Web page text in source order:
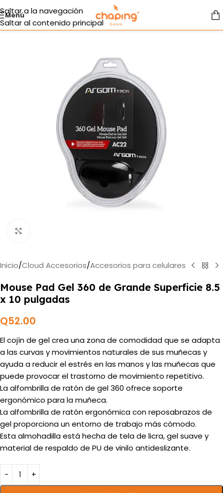
Saltar a la navegación
Saltar al contenido principal
Menú
Inicio/Cloud Accesorios/Accesorios para celulares
Mouse Pad Gel 360 de Grande Superficie 8.5
x 10 pulgadas
Q52.00
El cojín de gel crea una zona de comodidad que se adapta
a las curvas y movimientos naturales de sus muñecas y
ayuda a reducir el estrés en las manos y las muñecas que
puede provocar el trastorno de movimiento repetitivo.
La alfombrilla de ratón de gel 360 ofrece soporte
ergonómico para la muñeca.
La alfombrilla de ratón ergonómica con reposabrazos de
gel proporciona un entorno de trabajo más cómodo.
Esta almohadilla está hecha de tela de licra, gel suave y
material de respaldo de PU de vinilo antideslizante.